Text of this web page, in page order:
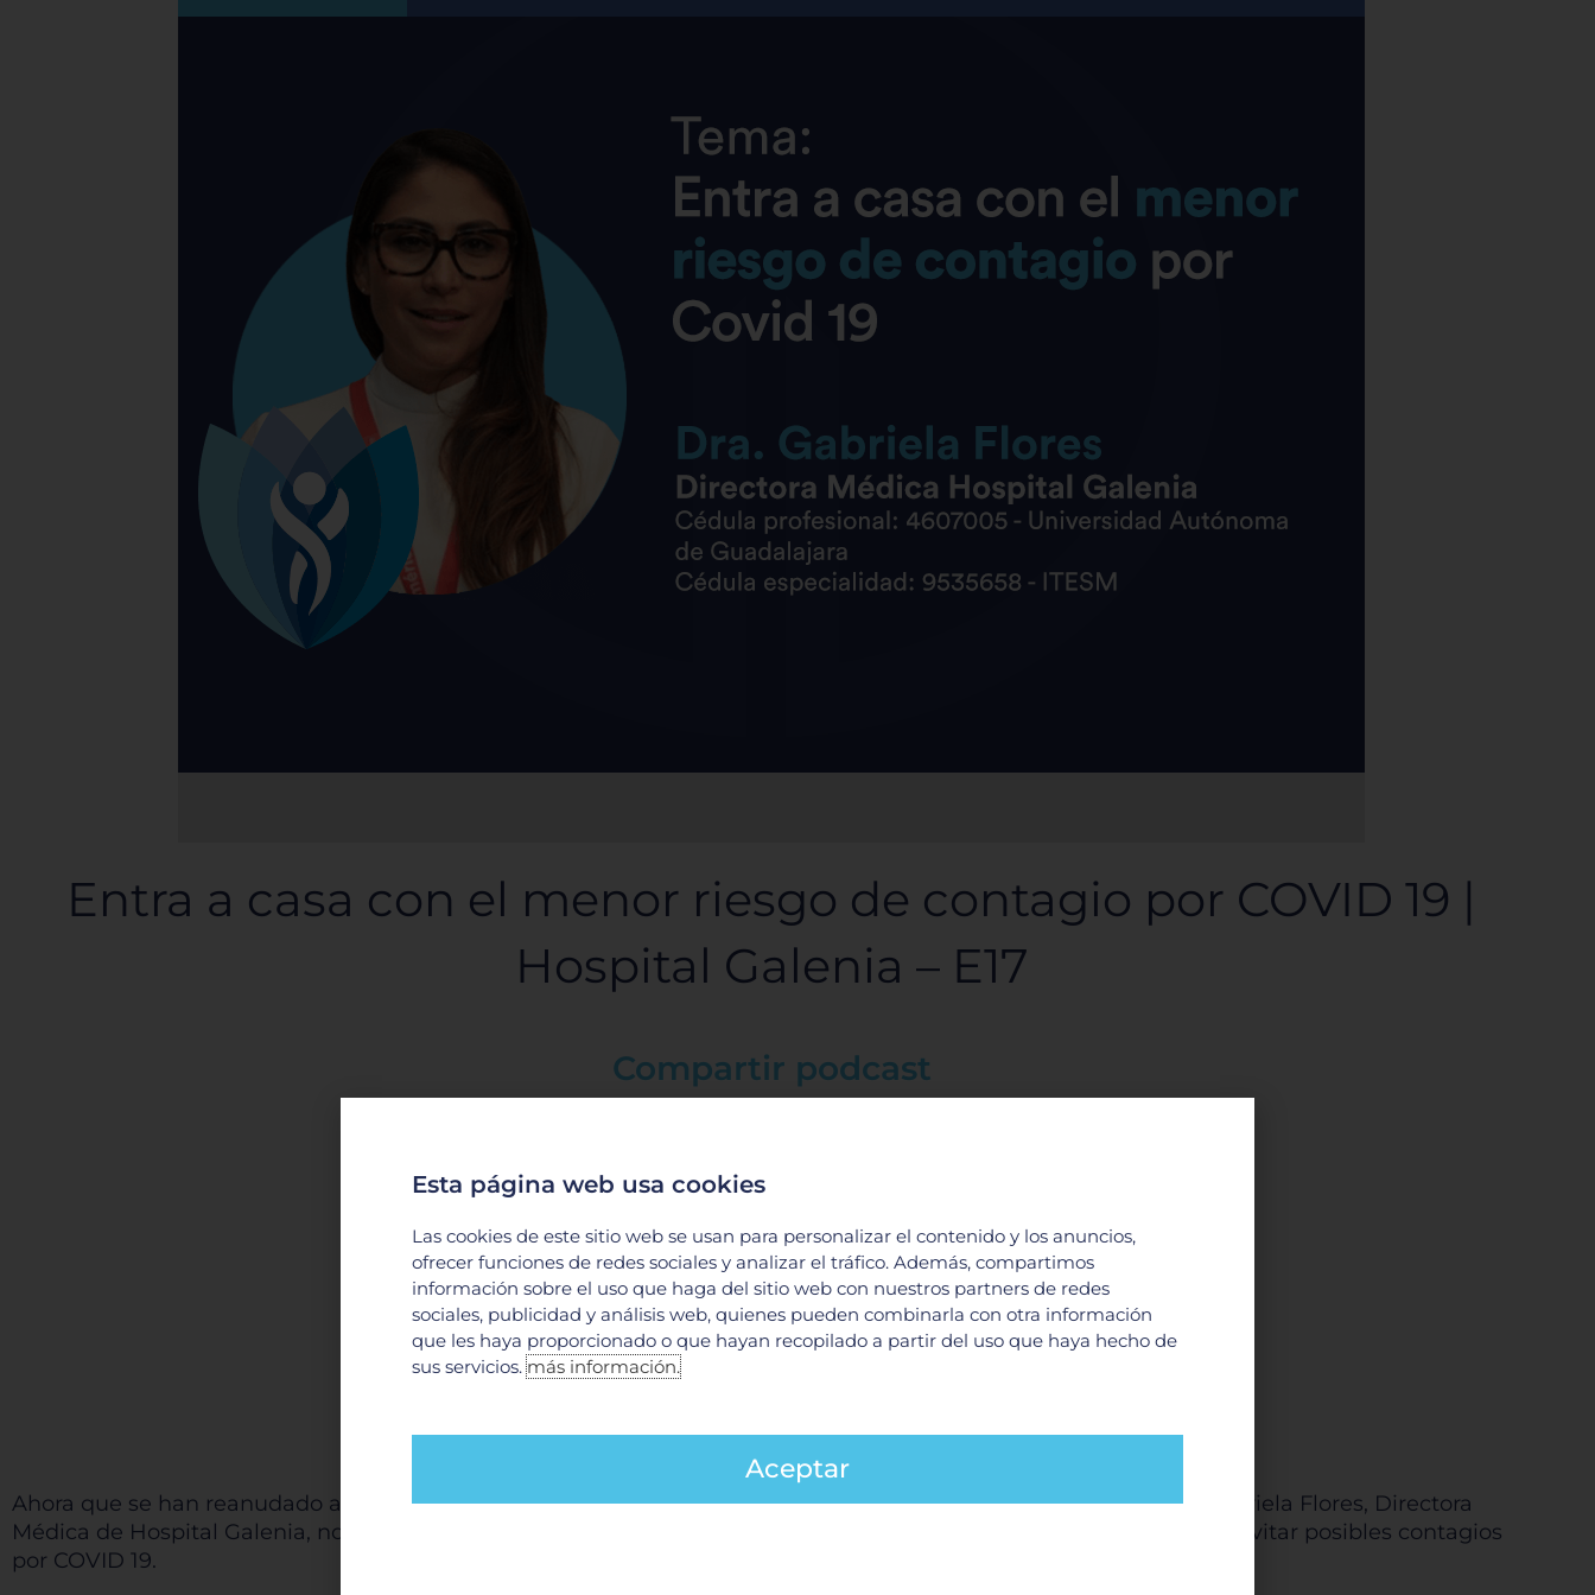
Entra a casa con el menor riesgo de contagio por COVID 19 |
Hospital Galenia – E17
Compartir podcast
Ahora que se han reanudado algunas actividades y empezamos a adaptarnos a esta nueva normalidad, la Dra. Gabriela Flores, Directora
Médica de Hospital Galenia, nos platica de manera muy sencilla los pasos para entrar de forma segura a casa y así evitar posibles contagios
por COVID 19.
Esta página web usa cookies
Las cookies de este sitio web se usan para personalizar el contenido y los anuncios,
ofrecer funciones de redes sociales y analizar el tráfico. Además, compartimos
información sobre el uso que haga del sitio web con nuestros partners de redes
sociales, publicidad y análisis web, quienes pueden combinarla con otra información
que les haya proporcionado o que hayan recopilado a partir del uso que haya hecho de
sus servicios.más información.
Aceptar